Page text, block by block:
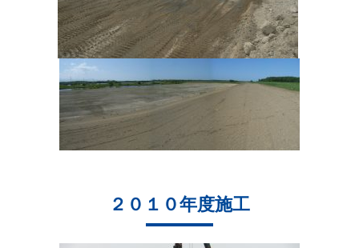
２０１０年度施工